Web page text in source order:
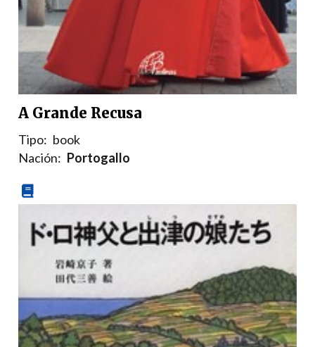
A Grande Recusa
Tipo: book
Nación: Portogallo